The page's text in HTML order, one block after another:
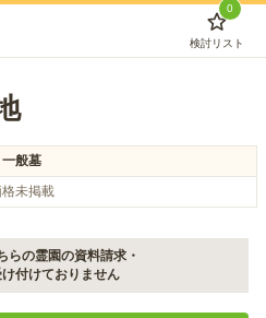
0
検討リスト
一般墓
未掲載
らの霊園の資料請求・
付けておりません